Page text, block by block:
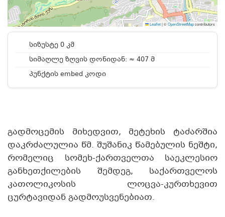
Leaflet|©OpenStreetMapcontributors
სიზუსტე 0 კმ
სიმაღლე ზღვის დონიდან: ≈ 407 მ
პუნქტის embed კოდი
გადმოცემის მიხედვით, მეტეხის ტაძარშია
დაკრძალულია წმ. შუშანიკ წამებულის ნეშტი,
რომელიც სომეხ-ქართველთა საეკლესიო
განხეთქილების შემდეგ, საქართველოს
კათოლიკოსის ლოცვა-კურთხევით
ცურტავიდან გადმოუსვენებიათ.